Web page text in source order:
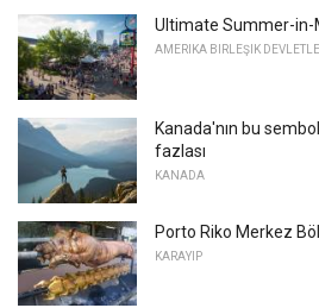
Ultimate Summer-in-
AMERIKA BIRLEŞIK
Kanada'nın bu
fazlası
KANADA
Porto Riko Merkez
KARAYIP